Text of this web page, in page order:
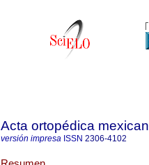
Acta ortopédica
versión impresa ISSN 2306-4102